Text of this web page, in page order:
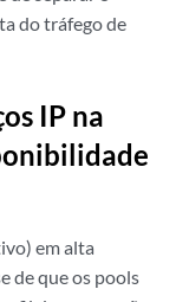
do tráfego de
IP na
em alta
de que os pools